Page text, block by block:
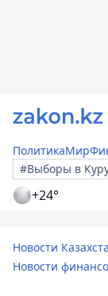
ПолитикаМир
#Выборы в
+24°
Новости
Новости